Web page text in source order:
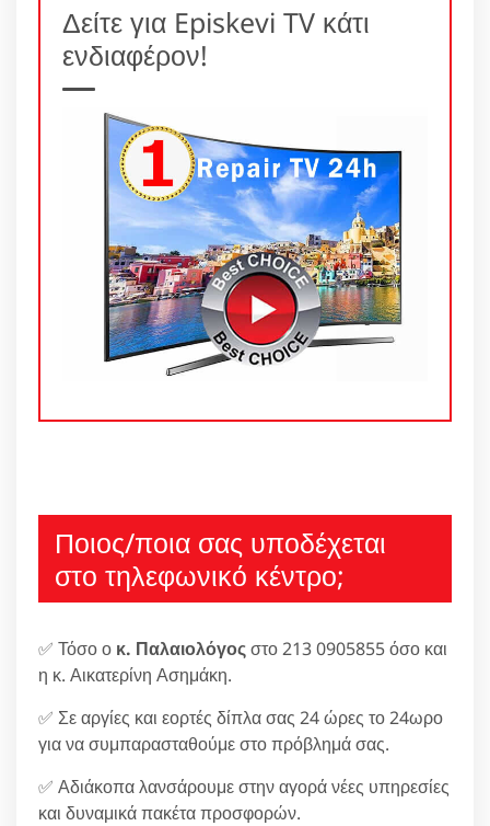
Δείτε για Episkevi TV κάτι
ενδιαφέρον!
Ποιος/ποια σας υποδέχεται
στο τηλεφωνικό κέντρο;
✅ Τόσο ο κ. Παλαιολόγοςστο 213 0905855 όσο και
η κ. Αικατερίνη Ασημάκη.
✅ Σε αργίες και εορτές δίπλα σας 24 ώρες το 24ωρο
για να συμπαρασταθούμε στο πρόβλημά σας.
✅ Αδιάκοπα λανσάρουμε στην αγορά νέες υπηρεσίες
και δυναμικά πακέτα προσφορών.